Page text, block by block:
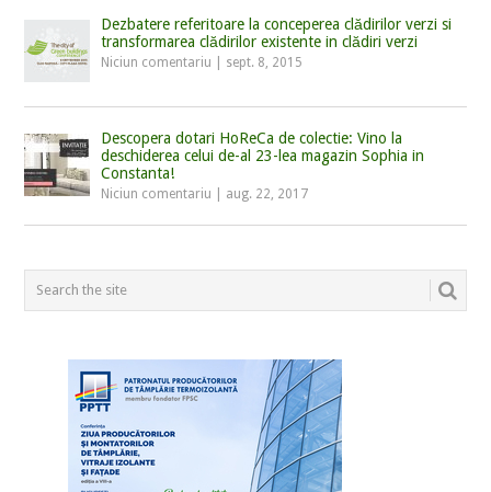
Dezbatere referitoare la conceperea clădirilor verzi si
transformarea clădirilor existente in clădiri verzi
Niciun comentariu sept. 8, 2015
Descopera dotari HoReCa de colectie: Vino la
deschiderea celui de-al 23-lea magazin Sophia in
Constanta!
Niciun comentariu aug. 22, 2017